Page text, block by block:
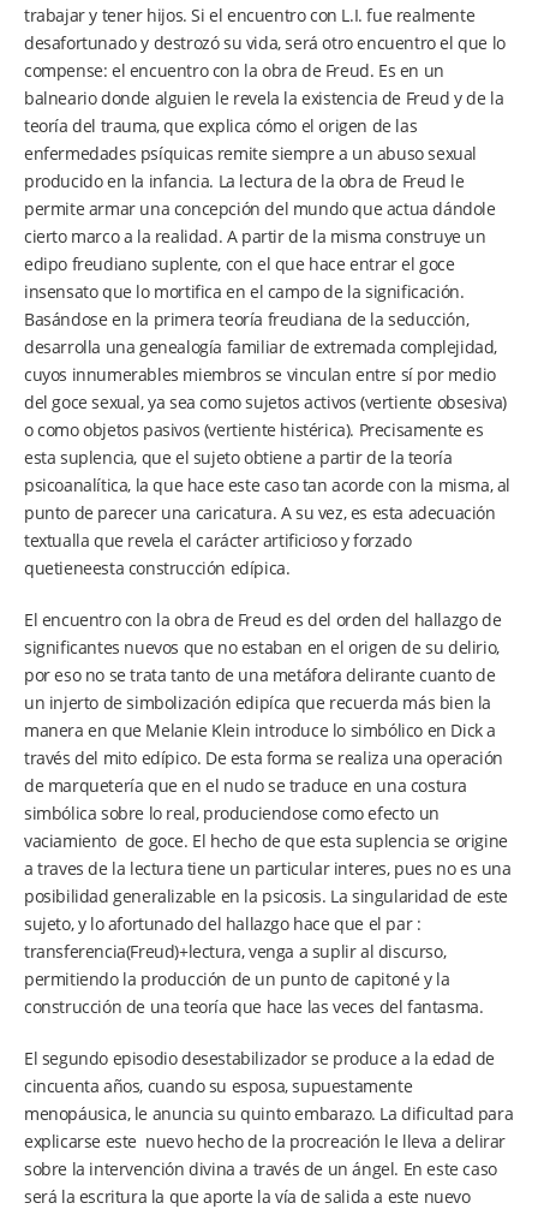
trabajar y tener hijos. Si el encuentro con L.I. fue realmente
desafortunado y destrozó su vida, será otro encuentro el que lo
compense: el encuentro con la obra de Freud. Es en un
balneario donde alguien le revela la existencia de Freud y de la
teoría del trauma, que explica cómo el origen de las
enfermedades psíquicas remite siempre a un abuso sexual
producido en la infancia. La lectura de la obra de Freud le
permite armar una concepción del mundo que actua dándole
cierto marco a la realidad. A partir de la misma construye un
edipo freudiano suplente, con el que hace entrar el goce
insensato que lo mortifica en el campo de la significación.
Basándose en la primera teoría freudiana de la seducción,
desarrolla una genealogía familiar de extremada complejidad,
cuyos innumerables miembros se vinculan entre sí por medio
del goce sexual, ya sea como sujetos activos (vertiente obsesiva)
o como objetos pasivos (vertiente histérica). Precisamente es
esta suplencia, que el sujeto obtiene a partir de la teoría
psicoanalítica, la que hace este caso tan acorde con la misma, al
punto de parecer una caricatura. A su vez, es esta adecuación
textualla que revela el carácter artificioso y forzado
quetieneesta construcción edípica.
El encuentro con la obra de Freud es del orden del hallazgo de
significantes nuevos que no estaban en el origen de su delirio,
por eso no se trata tanto de una metáfora delirante cuanto de
un injerto de simbolización edipíca que recuerda más bien la
manera en que Melanie Klein introduce lo simbólico en Dick a
través del mito edípico. De esta forma se realiza una operación
de marquetería que en el nudo se traduce en una costura
simbólica sobre lo real, produciendose como efecto un
vaciamiento de goce. El hecho de que esta suplencia se origine
a traves de la lectura tiene un particular interes, pues no es una
posibilidad generalizable en la psicosis. La singularidad de este
sujeto, y lo afortunado del hallazgo hace que el par :
transferencia(Freud)+lectura, venga a suplir al discurso,
permitiendo la producción de un punto de capitoné y la
construcción de una teoría que hace las veces del fantasma.
El segundo episodio desestabilizador se produce a la edad de
cincuenta años, cuando su esposa, supuestamente
menopáusica, le anuncia su quinto embarazo. La dificultad para
explicarse este nuevo hecho de la procreación le lleva a delirar
sobre la intervención divina a través de un ángel. En este caso
será la escritura la que aporte la vía de salida a este nuevo